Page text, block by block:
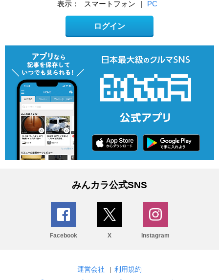
表示： スマートフォン | PC
ログイン
みんカラ公式SNS
Facebook X Instagram
運営会社 | 利用規約